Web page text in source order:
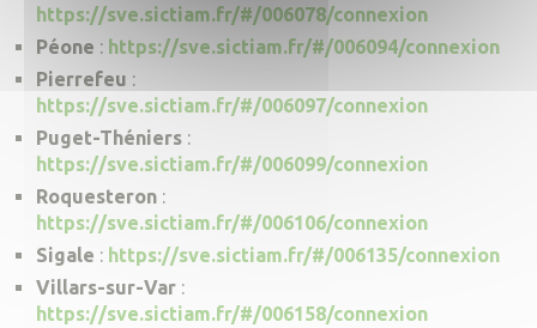
https://sve.sictiam.fr/#/006078/connexion
Péone : https://sve.sictiam.fr/#/006094/connexion
Pierrefeu :
https://sve.sictiam.fr/#/006097/connexion
Puget-Théniers :
https://sve.sictiam.fr/#/006099/connexion
Roquesteron :
https://sve.sictiam.fr/#/006106/connexion
Sigale : https://sve.sictiam.fr/#/006135/connexion
Villars-sur-Var :
https://sve.sictiam.fr/#/006158/connexion